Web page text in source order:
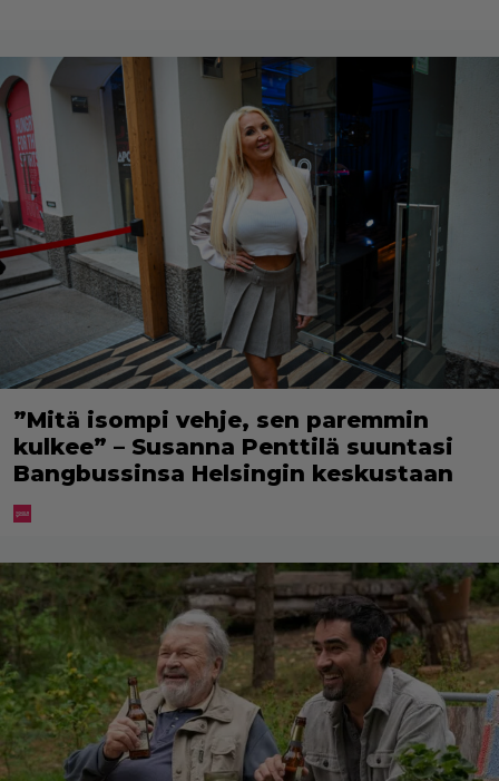
”Mitä isompi vehje, sen paremmin
kulkee” – Susanna Penttilä suuntasi
Bangbussinsa Helsingin keskustaan